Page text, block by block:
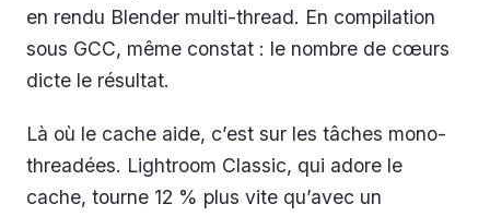
en rendu Blender multi-thread. En compilation
sous GCC, même constat : le nombre de cœurs
dicte le résultat.
Là où le cache aide, c’est sur les tâches mono-
threadées. Lightroom Classic, qui adore le
cache, tourne 12 % plus vite qu’avec un